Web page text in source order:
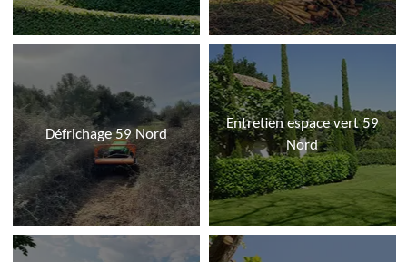
Défrichage 59 Nord
Entretien espace vert 59
Nord